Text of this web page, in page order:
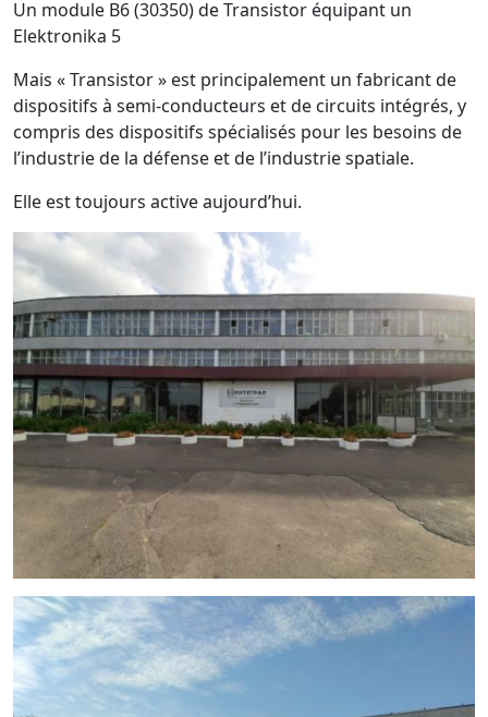
Un module B6 (30350) de Transistor équipant un
Elektronika 5
Mais « Transistor » est principalement un fabricant de
dispositifs à semi-conducteurs et de circuits intégrés, y
compris des dispositifs spécialisés pour les besoins de
l’industrie de la défense et de l’industrie spatiale.
Elle est toujours active aujourd’hui.